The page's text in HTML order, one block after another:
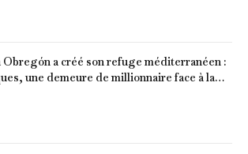
Obregón a créé son refuge méditerranéen :
une demeure de millionnaire face à la
fruits de mer